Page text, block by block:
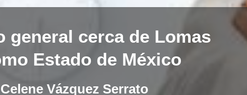
general cerca de Lomas
Estado de México
Vázquez Serrato